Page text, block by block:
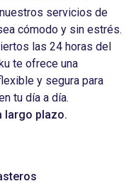
servicios de
cómodo y sin estrés.
las 24 horas del
te ofrece una
y segura para
tu día a día.
largo plazo.